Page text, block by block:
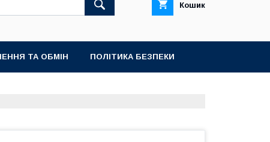
Кошик
ТА ОБМІН ПОЛІТИКА БЕЗПЕКИ